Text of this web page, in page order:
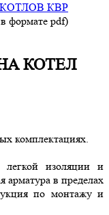
КВР
формате pdf)
КОТЕЛ
комплектациях.
изоляции и
арматура в пределах
по монтажу и